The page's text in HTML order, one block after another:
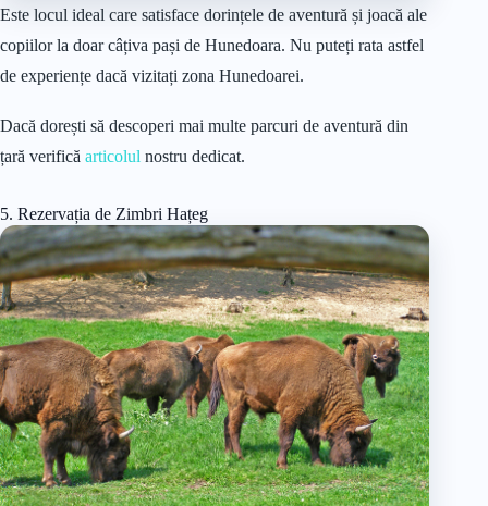
Este locul ideal care satisface dorințele de aventură și joacă ale
copiilor la doar câțiva pași de Hunedoara. Nu puteți rata astfel
de experiențe dacă vizitați zona Hunedoarei.
Dacă dorești să descoperi mai multe parcuri de aventură din
țară verifică articolul nostru dedicat.
5. Rezervația de Zimbri Hațeg